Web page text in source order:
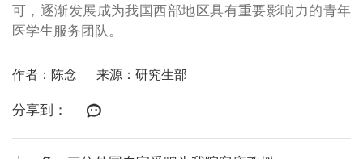
可，逐渐发展成为我国西部地区具有重要影响力的青年
医学生服务团队。
作者：陈念 来源：研究生部
分享到：